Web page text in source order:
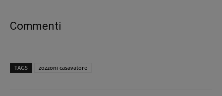
Commenti
TAGS zozzoni casavatore